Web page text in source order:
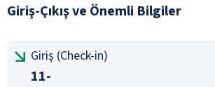
Giriş-Çıkış ve Önemli Bilgiler
Giriş (Check-in)
11-